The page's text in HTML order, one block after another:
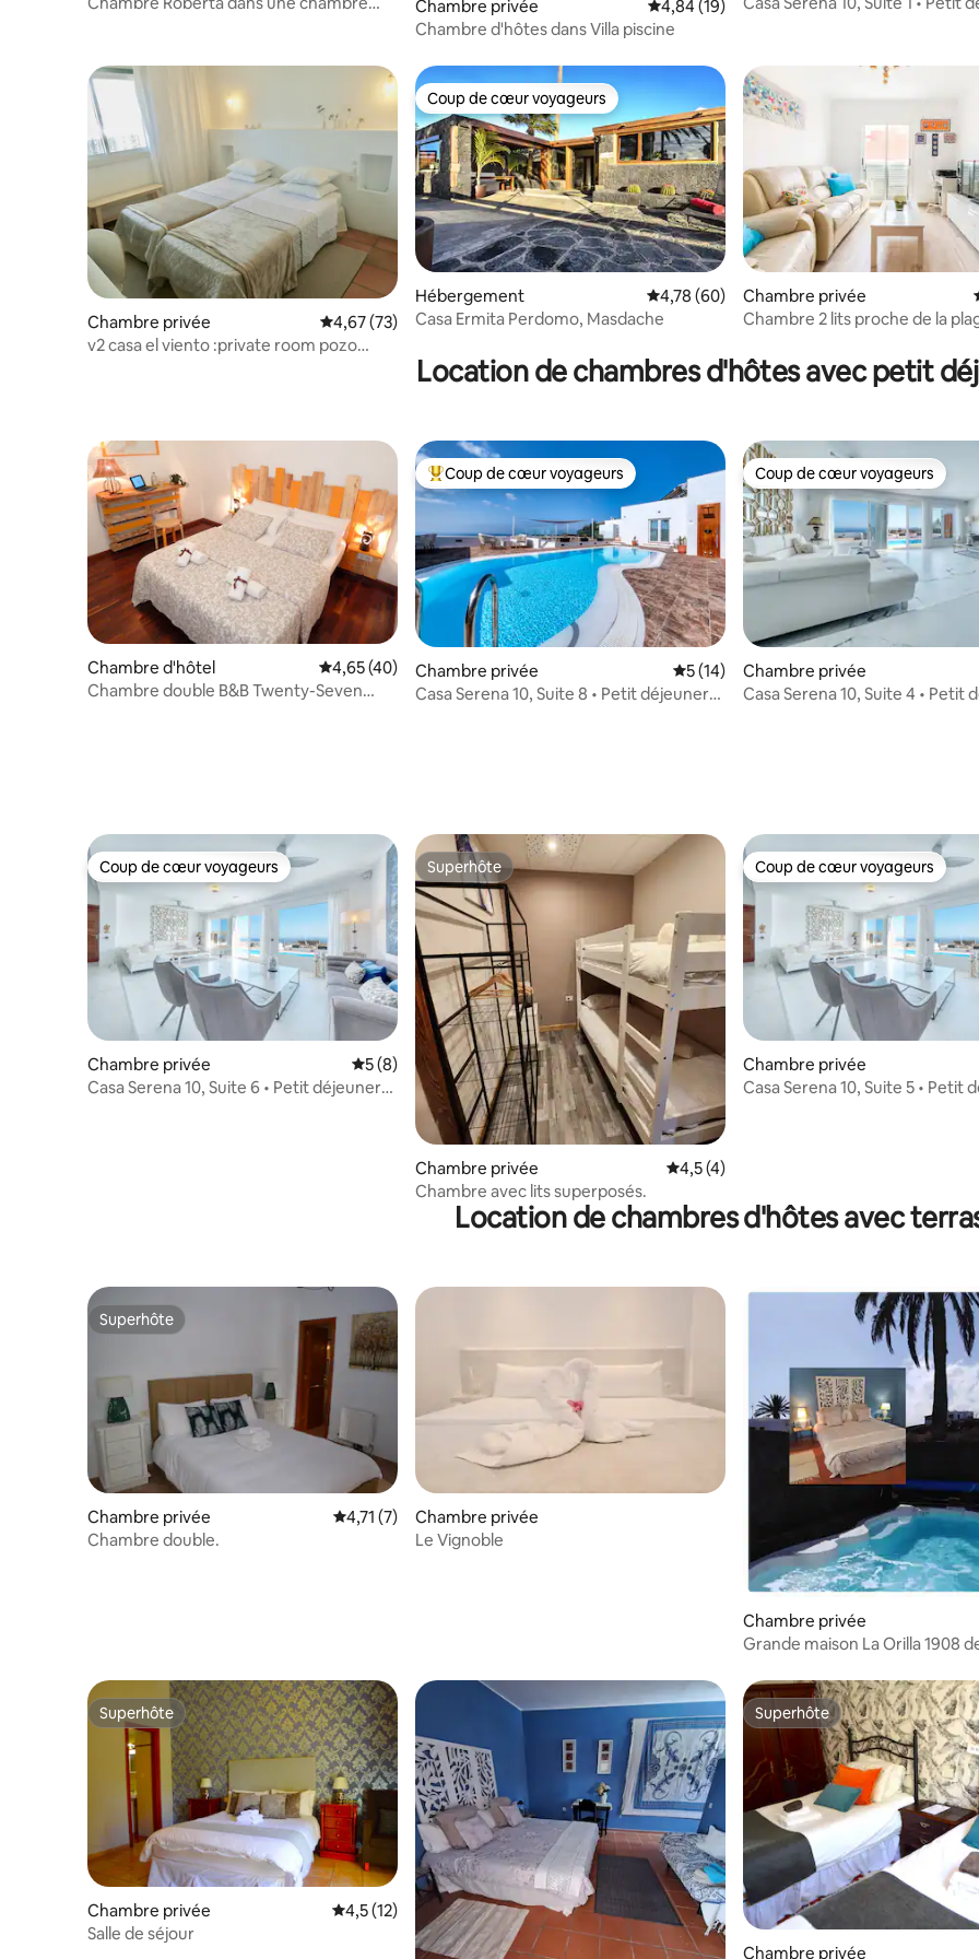
Chambre privée Évaluation moyenne sur la base de 19
4,84 (19)
Chambre d'hôtes dans Villa piscine
Chambre privée Évaluation moyenne sur la base de 73 commentaires : 4,67 sur 5
4,67 (73)
v2 casa el viento :private room pozo
Coup de cœur voyageurs
Coup de cœur voyageurs
Hébergement Évaluation moyenne sur la base de 60
4,78 (60)
Casa Ermita Perdomo, Masdache
Chambre privée
Chambre 2 lits proche de la
Location de chambres d'hôtes avec petit
Chambre d'hôtel Évaluation moyenne sur la base de 40 commentaires : 4,65 sur 5
4,65 (40)
Chambre double B&B Twenty-Seven
Coups de cœur voyageurs les plus appréciés
Coup de cœur voyageurs
Chambre privée Évaluation moyenne sur la base de 14
5 (14)
Casa Serena 10, Suite 8 • Petit déjeuner
Coup de cœur voyageurs
Coup de cœur voyageurs
Chambre privée
Casa Serena 10, Suite 4 • Petit
Coup de cœur voyageurs
Coup de cœur voyageurs
Chambre privée Évaluation moyenne sur la base de 8 commentaires : 5 sur 5
5 (8)
Casa Serena 10, Suite 6 • Petit déjeuner
Superhôte
Superhôte
Chambre privée Évaluation moyenne sur la base de 4
4,5 (4)
Chambre avec lits superposés.
Coup de cœur voyageurs
Coup de cœur voyageurs
Chambre privée
Casa Serena 10, Suite 5 • Petit
Location de chambres d'hôtes avec
Superhôte
Superhôte
Chambre privée Évaluation moyenne sur la base de 7 commentaires : 4,71 sur 5
4,71 (7)
Chambre double.
Chambre privée
Le Vignoble
Chambre privée
Grande maison La Orilla 1908
Superhôte
Superhôte
Chambre privée Évaluation moyenne sur la base de 12 commentaires : 4,5 sur 5
4,5 (12)
Salle de séjour
Superhôte
Superhôte
Chambre privée